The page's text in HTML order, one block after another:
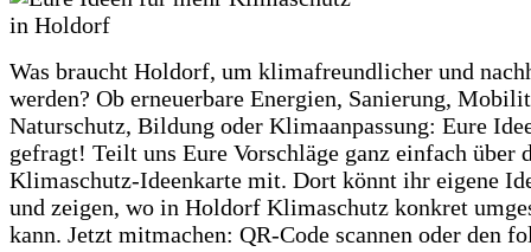
Was braucht Holdorf, um klimafreundlicher und
werden? Ob erneuerbare Energien, Sanierung,
Naturschutz, Bildung oder Klimaanpassung: Eure
gefragt! Teilt uns Eure Vorschläge ganz einfach über
Klimaschutz-Ideenkarte mit. Dort könnt ihr eigene
und zeigen, wo in Holdorf Klimaschutz konkret
kann. Jetzt mitmachen: QR-Code scannen oder den